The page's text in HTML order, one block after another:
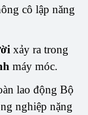
cô lập năng
xảy ra trong
máy móc.
lao động Bộ
nghiệp nặng